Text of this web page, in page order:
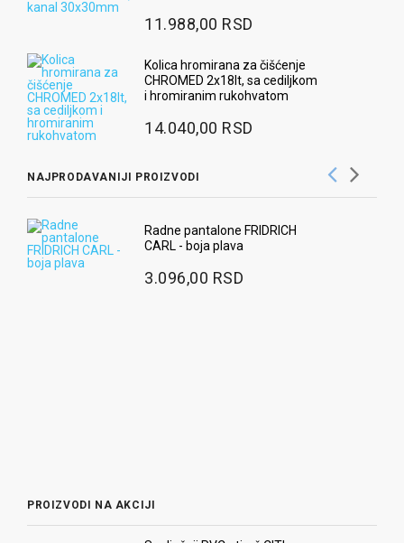
11.988,00 RSD
Kolica hromirana za čišćenje
CHROMED 2x18lt, sa cediljkom
i hromiranim rukohvatom
14.040,00 RSD
NAJPRODAVANIJI PROIZVODI
Radne pantalone FRIDRICH
CARL - boja plava
3.096,00 RSD
PROIZVODI NA AKCIJI